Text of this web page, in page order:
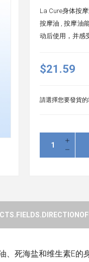
La Cure身体按
按摩油 , 按摩油
动后使用，并感
$21.59
請選擇您要發貨的
、死海盐和维生素E